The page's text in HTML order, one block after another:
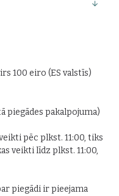
100 eiro (ES valstīs)
piegādes pakalpojuma)
pēc plkst. 11:00, tiks
veikti līdz plkst. 11:00,
piegādi ir pieejama